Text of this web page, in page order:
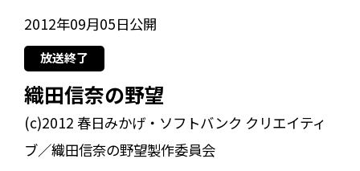
2012年09月05日公開
放送終了
織田信奈の野望
(c)2012 春日みかげ・ソフトバンク クリエイティ
ブ／織田信奈の野望製作委員会